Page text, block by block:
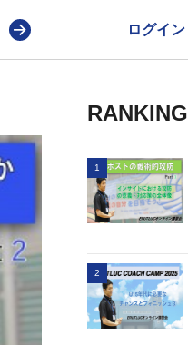
ログイン
RANKING
1
2